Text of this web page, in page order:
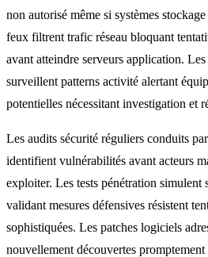
non autorisé même si systèmes
feux filtrent trafic réseau bloquant
avant atteindre serveurs application.
surveillent patterns activité alertant
potentielles nécessitant investigation et
Les audits sécurité réguliers conduits
identifient vulnérabilités avant acteurs
exploiter. Les tests pénétration simulent
validant mesures défensives résistent
sophistiquées. Les patches logiciels
nouvellement découvertes